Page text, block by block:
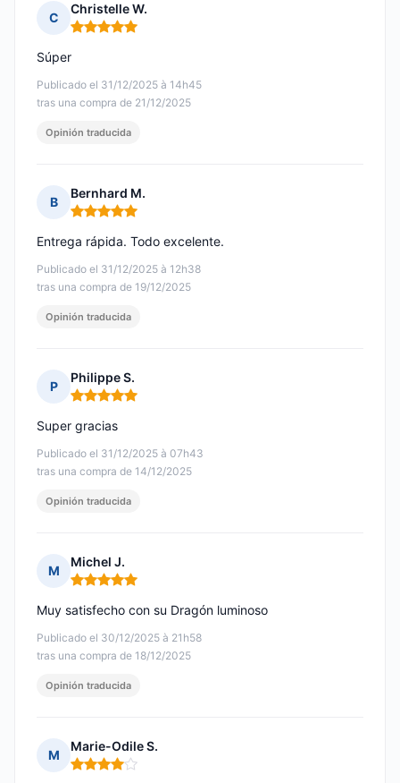
C
Christelle W.
Nota: 5 de 5
Publicado el 31/12/2025 à 14h45
tras una compra de 21/12/2025
Súper
Opinión traducida
B
Bernhard M.
Nota: 5 de 5
Publicado el 31/12/2025 à 12h38
tras una compra de 19/12/2025
Entrega rápida. Todo excelente.
Opinión traducida
P
Philippe S.
Nota: 5 de 5
Publicado el 31/12/2025 à 07h43
tras una compra de 14/12/2025
Super gracias
Opinión traducida
M
Michel J.
Nota: 5 de 5
Publicado el 30/12/2025 à 21h58
tras una compra de 18/12/2025
Muy satisfecho con su Dragón luminoso
Opinión traducida
M
Marie-Odile S.
Nota: 4 de 5